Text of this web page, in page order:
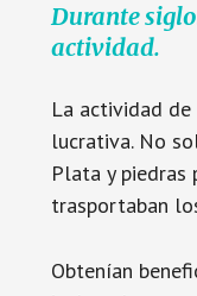
Durante
actividad.
La actividad
lucrativa. No
Plata y piedras
trasportaban
Obtenían